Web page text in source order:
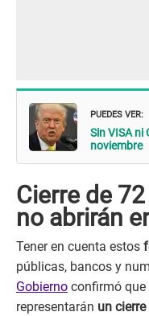
PUEDES VER:
Sin VISA ni
noviembre
Cierre de
no abrirán
Tener en cuenta estos
públicas, bancos y
Gobierno confirmó que
representarán un